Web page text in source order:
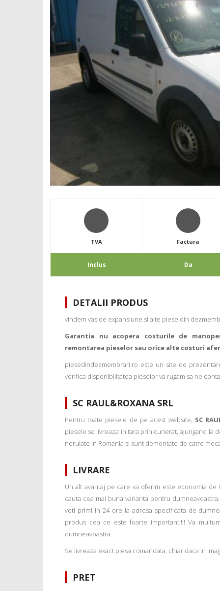
TVA
Inclus
Factura
Da
DETALII PRODUS
vindem vas de expansiune si alte piese din
Garantia nu acopera costurile de
remontarea pieselor sau orice alte costuri
piesedindezmembrari.ro este un site de
verifica disponibilitatea pieselor va rugam sa ne
SC RAUL&ROXANA SRL
Pentru toate piesele de pe acest website, SC
piesele se livreaza in tara prin curierat, ajungand la
nerulate in Romania si sunt demontate de catre
LIVRARE
Un alt avantaj pe care va oferim este economia
cauta cea mai buna varianta pentru
veti primi in 24 ore la adresa specificata de
produs cea ce este foarte important!!!! Va
dumneavoastra.
Se livreaza exact piesa comandata, chiar daca in
PRET